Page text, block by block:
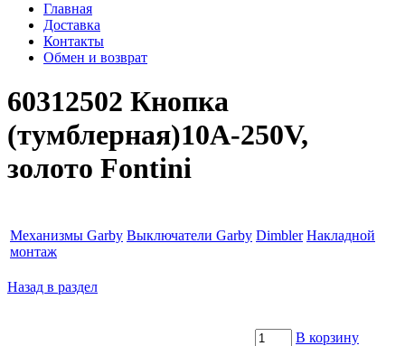
Главная
Доставка
Контакты
Обмен и возврат
60312502 Кнопка
(тумблерная)10A-250V,
золото Fontini
Механизмы Garby Выключатели Garby Dimbler Накладной
монтаж
Назад в раздел
В корзину